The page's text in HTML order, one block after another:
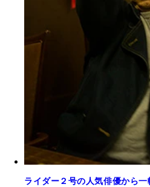
ライダー２号の人気俳優から